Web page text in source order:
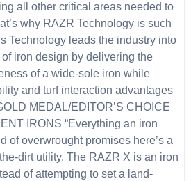
all other critical areas needed to
why RAZR Technology is such
Technology leads the industry into
iron design by delivering the
of a wide-sole iron while
and turf interaction advantages
MEDAL/EDITOR’S CHOICE
IRONS “Everything an iron
of overwrought promises here’s a
dirt utility. The RAZR X is an iron
of attempting to set a land-